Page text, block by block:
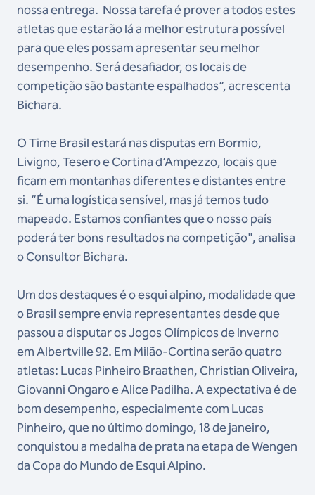
nossa entrega. Nossa tarefa é prover a todos estes
atletas que estarão lá a melhor estrutura possível
para que eles possam apresentar seu melhor
desempenho. Será desafiador, os locais de
competição são bastante espalhados”, acrescenta
Bichara.
O Time Brasil estará nas disputas em Bormio,
Livigno, Tesero e Cortina d’Ampezzo, locais que
ficam em montanhas diferentes e distantes entre
si. “É uma logística sensível, mas já temos tudo
mapeado. Estamos confiantes que o nosso país
poderá ter bons resultados na competição", analisa
o Consultor Bichara.
Um dos destaques é o esqui alpino, modalidade que
o Brasil sempre envia representantes desde que
passou a disputar os Jogos Olímpicos de Inverno
em Albertville 92. Em Milão-Cortina serão quatro
atletas: Lucas Pinheiro Braathen, Christian Oliveira,
Giovanni Ongaro e Alice Padilha. A expectativa é de
bom desempenho, especialmente com Lucas
Pinheiro, que no último domingo, 18 de janeiro,
conquistou a medalha de prata na etapa de Wengen
da Copa do Mundo de Esqui Alpino.